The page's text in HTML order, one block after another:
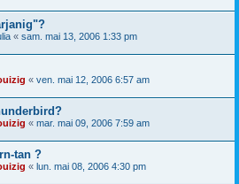
« sam. mai 13, 2006 1:33 pm
« ven. mai 12, 2006 6:57 am
« mar. mai 09, 2006 7:59 am
tan ?
« lun. mai 08, 2006 4:30 pm